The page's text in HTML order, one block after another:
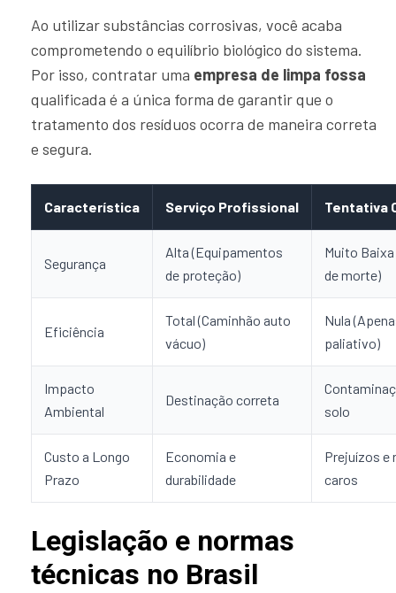
Ao utilizar substâncias corrosivas, você acaba
comprometendo o equilíbrio biológico do sistema.
Por isso, contratar uma empresa de limpa fossa
qualificada é a única forma de garantir que o
tratamento dos resíduos ocorra de maneira correta
e segura.
Característica Serviço Profissional Tentativa
Segurança
Alta (Equipamentos
de proteção)
Muito
de morte)
Eficiência
Total (Caminhão auto
vácuo)
Nula
paliativo)
Impacto
Ambiental
Destinação correta
solo
Custo a Longo
Prazo
Economia e
durabilidade
Prejuízos e
caros
Legislação e normas
técnicas no Brasil